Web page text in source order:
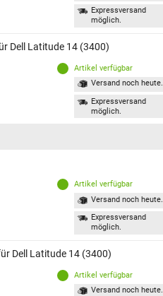
Expressversand
möglich.
Dell Latitude 14 (3400)
Artikel verfügbar
Versand noch heute.
Expressversand
möglich.
Artikel verfügbar
Versand noch heute.
Expressversand
möglich.
Dell Latitude 14 (3400)
Artikel verfügbar
Versand noch heute.